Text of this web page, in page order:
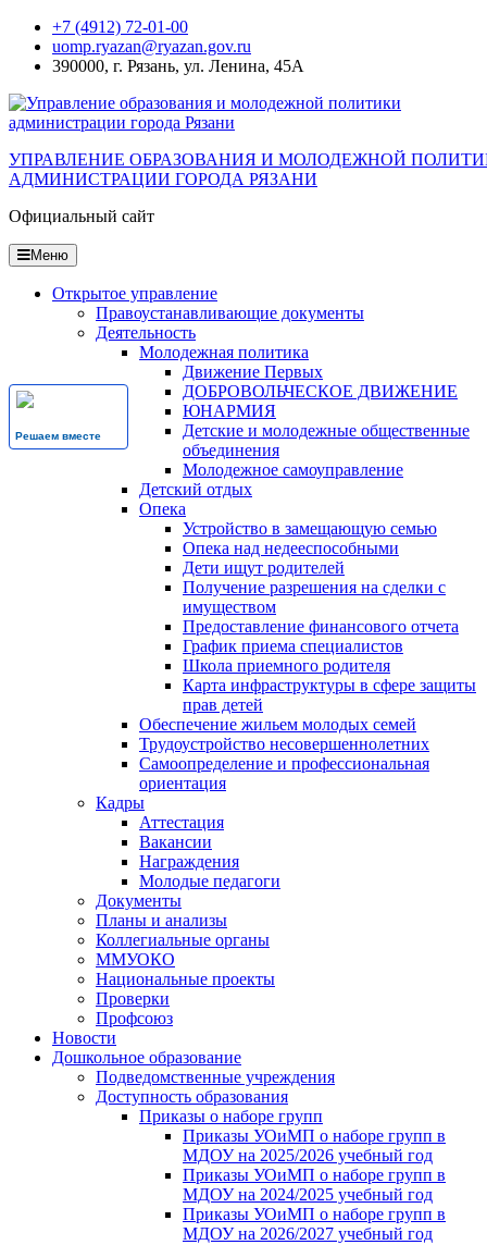
Перейти
содержанию
+7 (4912) 72-01-00
uomp.ryazan@ryazan.gov.ru
390000, г. Рязань, ул. Ленина, 45А
Решаем вместе
УПРАВЛЕНИЕ ОБРАЗОВАНИЯ И МОЛОДЕЖНОЙ
АДМИНИСТРАЦИИ ГОРОДА РЯЗАНИ
Официальный сайт
Меню
Открытое управление
Правоустанавливающие документы
Деятельность
Молодежная политика
Движение Первых
ДОБРОВОЛЬЧЕСКОЕ ДВИЖЕНИЕ
ЮНАРМИЯ
Детские и молодежные общественные
объединения
Молодежное самоуправление
Детский отдых
Опека
Устройство в замещающую семью
Опека над недееспособными
Дети ищут родителей
Получение разрешения на сделки с
имуществом
Предоставление финансового отчета
График приема специалистов
Школа приемного родителя
Карта инфраструктуры в сфере защиты
прав детей
Обеспечение жильем молодых семей
Трудоустройство несовершеннолетних
Самоопределение и профессиональная
ориентация
Кадры
Аттестация
Вакансии
Награждения
Молодые педагоги
Документы
Планы и анализы
Коллегиальные органы
ММУОКО
Национальные проекты
Проверки
Профсоюз
Новости
Дошкольное образование
Подведомственные учреждения
Доступность образования
Приказы о наборе групп
Приказы УОиМП о наборе групп в
МДОУ на 2025/2026 учебный год
Приказы УОиМП о наборе групп в
МДОУ на 2024/2025 учебный год
Приказы УОиМП о наборе групп в
МДОУ на 2026/2027 учебный год